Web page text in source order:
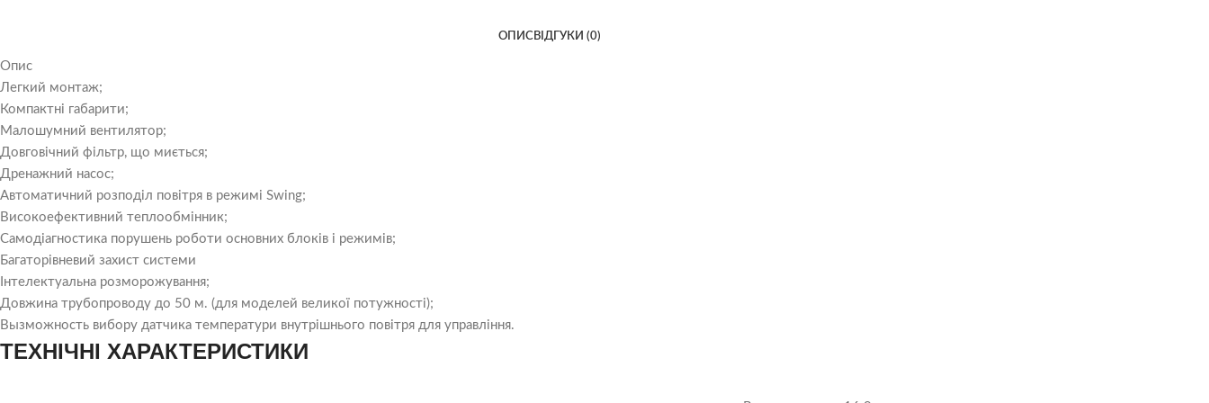
ОПИСВІДГУКИ (0)
Опис
Легкий монтаж;
Компактні габарити;
Малошумний вентилятор;
Довговічний фільтр, що миється;
Дренажний насос;
Автоматичний розподіл повітря в режимі Swing;
Високоефективний теплообмінник;
Самодіагностика порушень роботи основних блоків і режимів;
Багаторівневий захист системи
Інтелектуальна розморожування;
Довжина трубопроводу до 50 м. (для моделей великої потужності);
Вызможность вибору датчика температури внутрішнього повітря для управління.
ТЕХНІЧНІ ХАРАКТЕРИСТИКИ